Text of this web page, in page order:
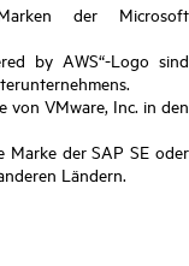
der Microsoft
by AWS“-Logo sind
von VMware, Inc. in den
Marke der SAP SE oder
Ländern.